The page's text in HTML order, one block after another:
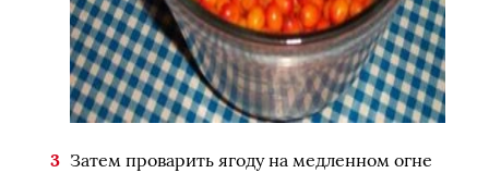
Затем проварить ягоду на медленном огне